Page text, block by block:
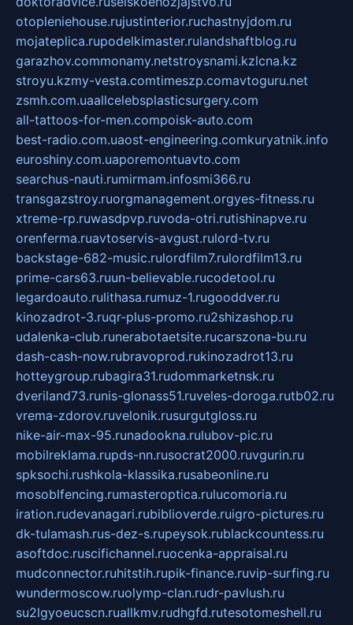
otopleniehouse.rujustinterior.ruchastnyjdom.ru
mojateplica.rupodelkimaster.rulandshaftblog.ru
garazhov.commonamy.netstroysnami.kzlcna.kz
stroyu.kzmy-vesta.comtimeszp.comavtoguru.net
zsmh.com.uaallcelebsplasticsurgery.com
all-tattoos-for-men.compoisk-auto.com
best-radio.com.uaost-engineering.comkuryatnik.info
euroshiny.com.uaporemontuavto.com
searchus-nauti.rumirmam.infosmi366.ru
transgazstroy.ruorgmanagement.orgyes-fitness.ru
xtreme-rp.ruwasdpvp.ruvoda-otri.rutishinapve.ru
orenferma.ruavtoservis-avgust.rulord-tv.ru
backstage-682-music.rulordfilm7.rulordfilm13.ru
prime-cars63.ruun-believable.rucodetool.ru
legardoauto.rulithasa.rumuz-1.rugooddver.ru
kinozadrot-3.ruqr-plus-promo.ru2shizashop.ru
udalenka-club.runerabotaetsite.rucarszona-bu.ru
dash-cash-now.rubravoprod.rukinozadrot13.ru
hotteygroup.rubagira31.rudommarketnsk.ru
dveriland73.runis-glonass51.ruveles-doroga.rutb02.ru
vrema-zdorov.ruvelonik.rusurgutgloss.ru
nike-air-max-95.runadookna.rulubov-pic.ru
mobilreklama.rupds-nn.rusocrat2000.ruvgurin.ru
spksochi.rushkola-klassika.rusabeonline.ru
mosoblfencing.rumasteroptica.rulucomoria.ru
iration.rudevanagari.rubiblioverde.ruigro-pictures.ru
dk-tulamash.rus-dez-s.rupeysok.rublackcountess.ru
asoftdoc.ruscifichannel.ruocenka-appraisal.ru
mudconnector.ruhitstih.rupik-finance.ruvip-surfing.ru
wundermoscow.ruolymp-clan.rudr-pavlush.ru
su2lgyoeucscn.ruallkmv.rudhgfd.rutesotomeshell.ru